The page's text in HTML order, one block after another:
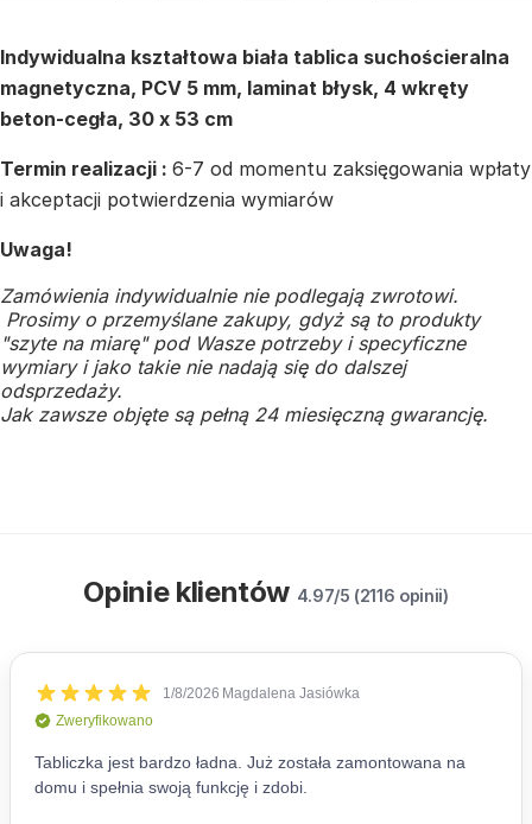
Indywidualna kształtowa biała tablica suchościeralna
magnetyczna, PCV 5 mm, laminat błysk, 4 wkręty
beton-cegła, 30 x 53 cm
Termin realizacji : 6-7 od momentu zaksięgowania wpłaty
i akceptacji potwierdzenia wymiarów
Uwaga!
Zamówienia indywidualnie nie podlegają zwrotowi.
Prosimy o przemyślane zakupy, gdyż są to produkty
"szyte na miarę" pod Wasze potrzeby i specyficzne
wymiary i jako takie nie nadają się do dalszej
odsprzedaży.
Jak zawsze objęte są pełną 24 miesięczną gwarancję.
Opinie klientów 4.97/5 (2116 opinii)